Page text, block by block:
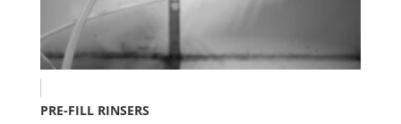
PRE-FILL RINSERS